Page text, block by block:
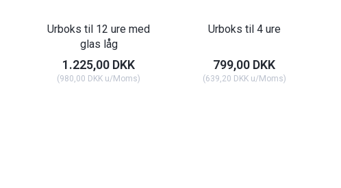
Urboks til 12 ure med
glas låg
1.225,00 DKK
(980,00 DKK u/Moms)
Urboks til 4 ure
799,00 DKK
(639,20 DKKu/Moms)